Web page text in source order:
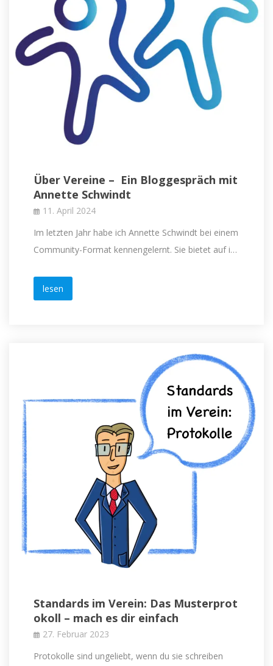
Über Vereine – Ein Bloggespräch mit
Annette Schwindt
11. April 2024
Im letzten Jahr habe ich Annette Schwindt bei einem
Community-Format kennengelernt. Sie bietet auf i…
lesen
Standards im Verein: Das Musterprot
okoll – mach es dir einfach
27. Februar 2023
Protokolle sind ungeliebt, wenn du sie schreiben